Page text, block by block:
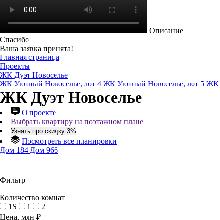
Описание
Спасибо
Ваша заявка принята!
Главная страница
Проекты
ЖК Дуэт Новоселье
ЖК Уютный Новоселье, лот 4 ЖК Уютный Новоселье, лот 5 ЖК
ЖК Дуэт Новоселье
О проекте
Выбрать квартиру на поэтажном плане
Узнать про скидку 3%
Посмотреть все планировки
Дом 184 Дом 966
Фильтр
Количество комнат
1S
1
2
Цена, млн ₽